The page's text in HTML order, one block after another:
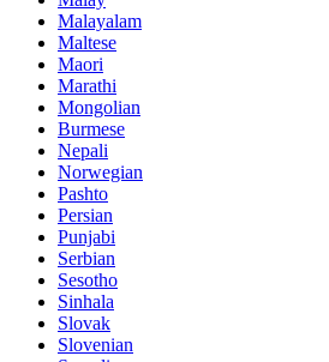
Malayalam
Maltese
Maori
Marathi
Mongolian
Burmese
Nepali
Norwegian
Pashto
Persian
Punjabi
Serbian
Sesotho
Sinhala
Slovak
Slovenian